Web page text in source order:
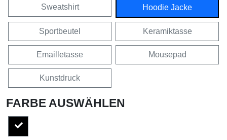
Sweatshirt Hoodie Jacke
Sportbeutel Keramiktasse
Emailletasse Mousepad
Kunstdruck
FARBE AUSWÄHLEN